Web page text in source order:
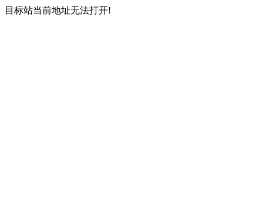
目标站当前地址无法打开!